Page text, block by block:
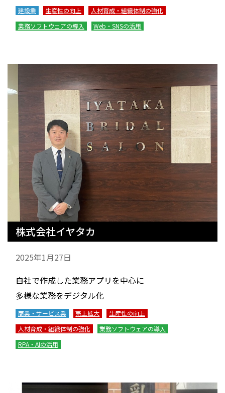
建設業 生産性の向上
人材育成・組織体制の強化
業務ソフトウェアの導入
Web・SNSの活用
株式会社イヤタカ
2025年1月27日
自社で作成した業務アプリを中心に
多様な業務をデジタル化
商業・サービス業 売上拡大
生産性の向上
人材育成・組織体制の強化
業務ソフトウェアの導入
RPA・AIの活用